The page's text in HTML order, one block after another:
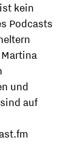
kein
Podcasts
und
auf